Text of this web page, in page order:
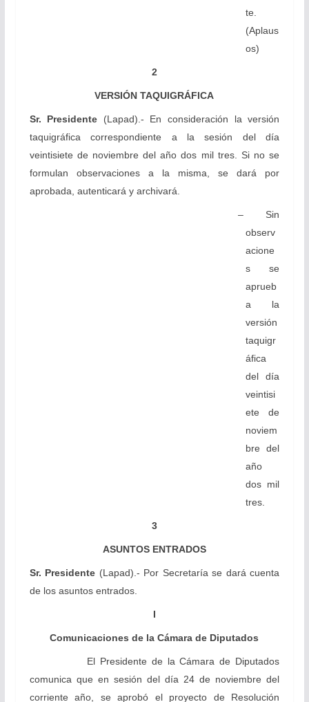
te.
(Aplaus
os)
2
VERSIÓN TAQUIGRÁFICA
Sr. Presidente (Lapad).- En consideración la versión
taquigráfica correspondiente a la sesión del día
veintisiete de noviembre del año dos mil tres. Si no se
formulan observaciones a la misma, se dará por
aprobada, autenticará y archivará.
– Sin
observ
acione
s se
aprueb
a la
versión
taquigr
áfica
del día
veintisi
ete de
noviem
bre del
año
dos mil
tres.
3
ASUNTOS ENTRADOS
Sr. Presidente (Lapad).- Por Secretaría se dará cuenta
de los asuntos entrados.
I
Comunicaciones de la Cámara de Diputados
El Presidente de la Cámara de Diputados
comunica que en sesión del día 24 de noviembre del
corriente año, se aprobó el proyecto de Resolución